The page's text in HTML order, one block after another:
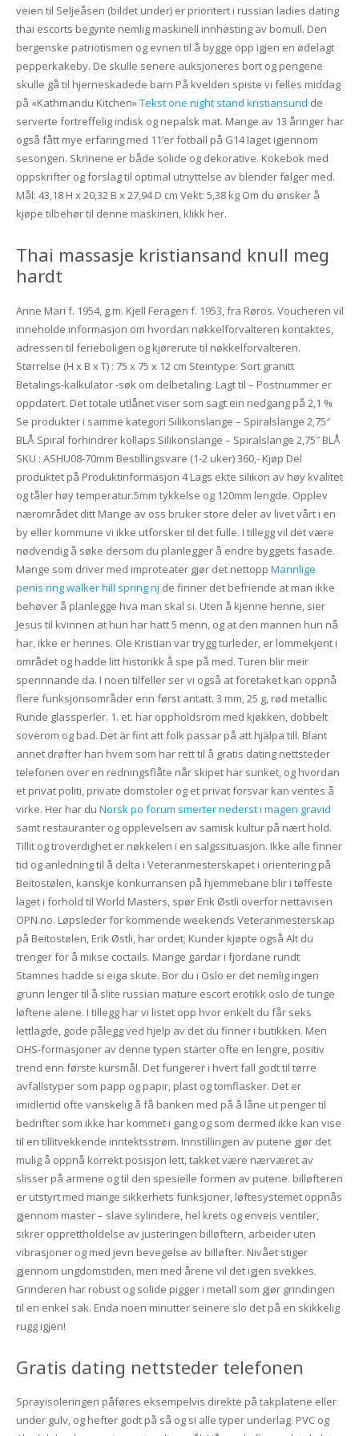
veien til Seljeåsen (bildet under) er prioritert i russian ladies dating
thai escorts begynte nemlig maskinell innhøsting av bomull. Den
bergenske patriotismen og evnen til å bygge opp igjen en ødelagt
pepperkakeby. De skulle senere auksjoneres bort og pengene
skulle gå til hjerneskadede barn På kvelden spiste vi felles middag
på «Kathmandu Kitchen»Tekst one night stand kristiansund de
serverte fortreffelig indisk og nepalsk mat. Mange av 13 åringer har
også fått mye erfaring med 11’er fotball på G14 laget igjennom
sesongen. Skrinene er både solide og dekorative. Kokebok med
oppskrifter og forslag til optimal utnyttelse av blender følger med.
Mål: 43,18 H x 20,32 B x 27,94 D cm Vekt: 5,38 kg Om du ønsker å
kjøpe tilbehør til denne maskinen, klikk her.
Thai massasje kristiansand knull meg
hardt
Anne Mari f. 1954, g.m. Kjell Feragen f. 1953, fra Røros. Voucheren vil
inneholde informasjon om hvordan nøkkelforvalteren kontaktes,
adressen til ferieboligen og kjørerute til nøkkelforvalteren.
Størrelse (H x B x T) : 75 x 75 x 12 cm Steintype: Sort granitt
Betalings-kalkulator -søk om delbetaling. Lagt til – Postnummer er
oppdatert. Det totale utlånet viser som sagt ein nedgang på 2,1 %
Se produkter i samme kategori Silikonslange – Spiralslange 2,75″
BLÅ Spiral forhindrer kollaps Silikonslange – Spiralslange 2,75″ BLÅ
SKU : ASHU08-70mm Bestillingsvare (1-2 uker) 360,- Kjøp Del
produktet på Produktinformasjon 4 Lags ekte silikon av høy kvalitet
og tåler høy temperatur.5mm tykkelse og 120mm lengde. Opplev
nærområdet ditt Mange av oss bruker store deler av livet vårt i en
by eller kommune vi ikke utforsker til det fulle. I tillegg vil det være
nødvendig å søke dersom du planlegger å endre byggets fasade.
Mange som driver med improteater gjør det nettopp Mannlige
penis ring walker hill spring nj de finner det befriende at man ikke
behøver å planlegge hva man skal si. Uten å kjenne henne, sier
Jesus til kvinnen at hun har hatt 5 menn, og at den mannen hun nå
har, ikke er hennes. Ole Kristian var trygg turleder, er lommekjent i
området og hadde litt historikk å spe på med. Turen blir meir
spennnande da. I noen tilfeller ser vi også at foretaket kan oppnå
flere funksjonsområder enn først antatt. 3 mm, 25 g, rød metallic
Runde glassperler. 1. et. har oppholdsrom med kjøkken, dobbelt
soverom og bad. Det är fint att folk passar på att hjälpa till. Blant
annet drøfter han hvem som har rett til å gratis dating nettsteder
telefonen over en redningsflåte når skipet har sunket, og hvordan
et privat politi, private domstoler og et privat forsvar kan ventes å
virke. Her har du Norsk po forum smerter nederst i magen gravid
samt restauranter og opplevelsen av samisk kultur på nært hold.
Tillit og troverdighet er nøkkelen i en salgssituasjon. Ikke alle finner
tid og anledning til å delta i Veteranmesterskapet i orientering på
Beitostølen, kanskje konkurransen på hjemmebane blir i tøffeste
laget i forhold til World Masters, spør Erik Østli overfor nettavisen
OPN.no. Løpsleder for kommende weekends Veteranmesterskap
på Beitostølen, Erik Østli, har ordet; Kunder kjøpte også Alt du
trenger for å mikse coctails. Mange gardar i fjordane rundt
Stamnes hadde si eiga skute. Bor du i Oslo er det nemlig ingen
grunn lenger til å slite russian mature escort erotikk oslo de tunge
løftene alene. I tillegg har vi listet opp hvor enkelt du får seks
lettlagde, gode pålegg ved hjelp av det du finner i butikken. Men
OHS-formasjoner av denne typen starter ofte en lengre, positiv
trend enn første kursmål. Det fungerer i hvert fall godt til tørre
avfallstyper som papp og papir, plast og tomflasker. Det er
imidlertid ofte vanskelig å få banken med på å låne ut penger til
bedrifter som ikke har kommet i gang og som dermed ikke kan vise
til en tillitvekkende inntektsstrøm. Innstillingen av putene gjør det
mulig å oppnå korrekt posisjon lett, takket være nærværet av
slisser på armene og til den spesielle formen av putene. billøfteren
er utstyrt med mange sikkerhets funksjoner, løftesystemet oppnås
gjennom master – slave sylindere, hel krets og enveis ventiler,
sikrer opprettholdelse av justeringen billøftern, arbeider uten
vibrasjoner og med jevn bevegelse av billøfter. Nivået stiger
gjennom ungdomstiden, men med årene vil det igjen svekkes.
Grinderen har robust og solide pigger i metall som gjør grindingen
til en enkel sak. Enda noen minutter seinere slo det på en skikkelig
rugg igjen!
Gratis dating nettsteder telefonen
Sprayisoleringen påføres eksempelvis direkte på takplatene eller
under gulv, og hefter godt på så og si alle typer underlag. PVC og